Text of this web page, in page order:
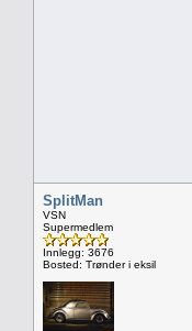
SplitMan
VSN
Supermedlem
Innlegg: 3676
Bosted: Trønder i eksil